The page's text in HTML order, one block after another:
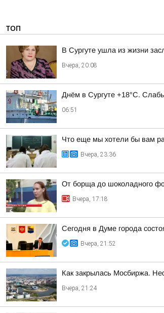
ТОП
В Сургуте ушла из жизни
Вчера, 20:08
Днём в Сургуте +18°С.
06:51
Что еще мы хотели бы вам
Вчера, 23:36
От борща до шоколадного
Вчера, 17:18
Сегодня в Думе города
Вчера, 21:52
Как закрылась Мосбиржа.
Вчера, 21:24